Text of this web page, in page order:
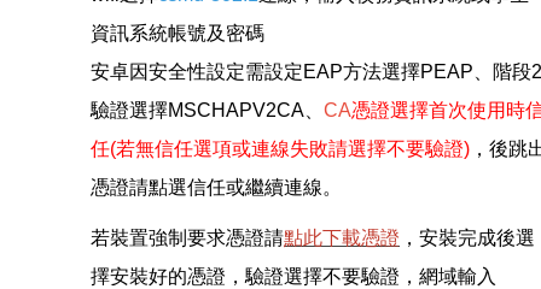
資訊系統帳號及密碼
安卓因安全性設定需設定EAP方法選擇PEAP、階段2
驗證選擇MSCHAPV2CA、 CA憑證選擇首次使用時
任(若無信任選項或連線失敗請選擇不要驗證) ，後跳
憑證請點選信任或繼續連線。
若裝置強制要求憑證請點此下載憑證 ，安裝完成後選
擇安裝好的憑證，驗證選擇不要驗證，網域輸入